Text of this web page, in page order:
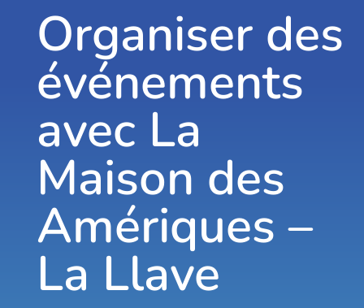
Organiser des
événements
avec La
Maison des
Amériques –
La Llave